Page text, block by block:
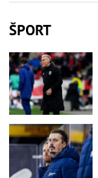
ŠPORT